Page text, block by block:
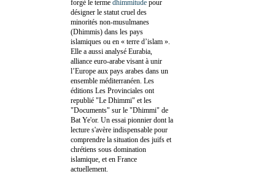
forgé le terme dhimmitude pour
désigner le statut cruel des
minorités non-musulmanes
(Dhimmis) dans les pays
islamiques ou en « terre d’islam ».
Elle a aussi analysé Eurabia,
alliance euro-arabe visant à unir
l’Europe aux pays arabes dans un
ensemble méditerranéen. Les
éditions Les Provinciales ont
republié "Le Dhimmi" et les
"Documents" sur le "Dhimmi" de
Bat Ye'or. Un essai pionnier dont la
lecture s'avère indispensable pour
comprendre la situation des juifs et
chrétiens sous domination
islamique, et en France
actuellement.